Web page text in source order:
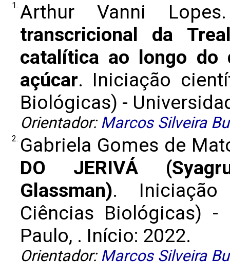
1. Arthur Vanni
transcricional da
catalítica ao longo do
açúcar. Iniciação
Biológicas) -
Orientador: Marcos Silveira
2. Gabriela Gomes de
DO JERIVÁ
Glassman). Iniciação
Ciências Biológicas) -
Paulo, . Início: 2022.
Orientador: Marcos Silveira